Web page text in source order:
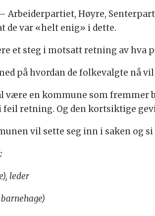
Arbeiderpartiet, Høyre,
de var «helt enig» i dette.
et steg i motsatt retning av hva
på hvordan de folkevalgte nå
være en kommune som
retning. Og den kortsiktige
vil sette seg inn i saken og
leder